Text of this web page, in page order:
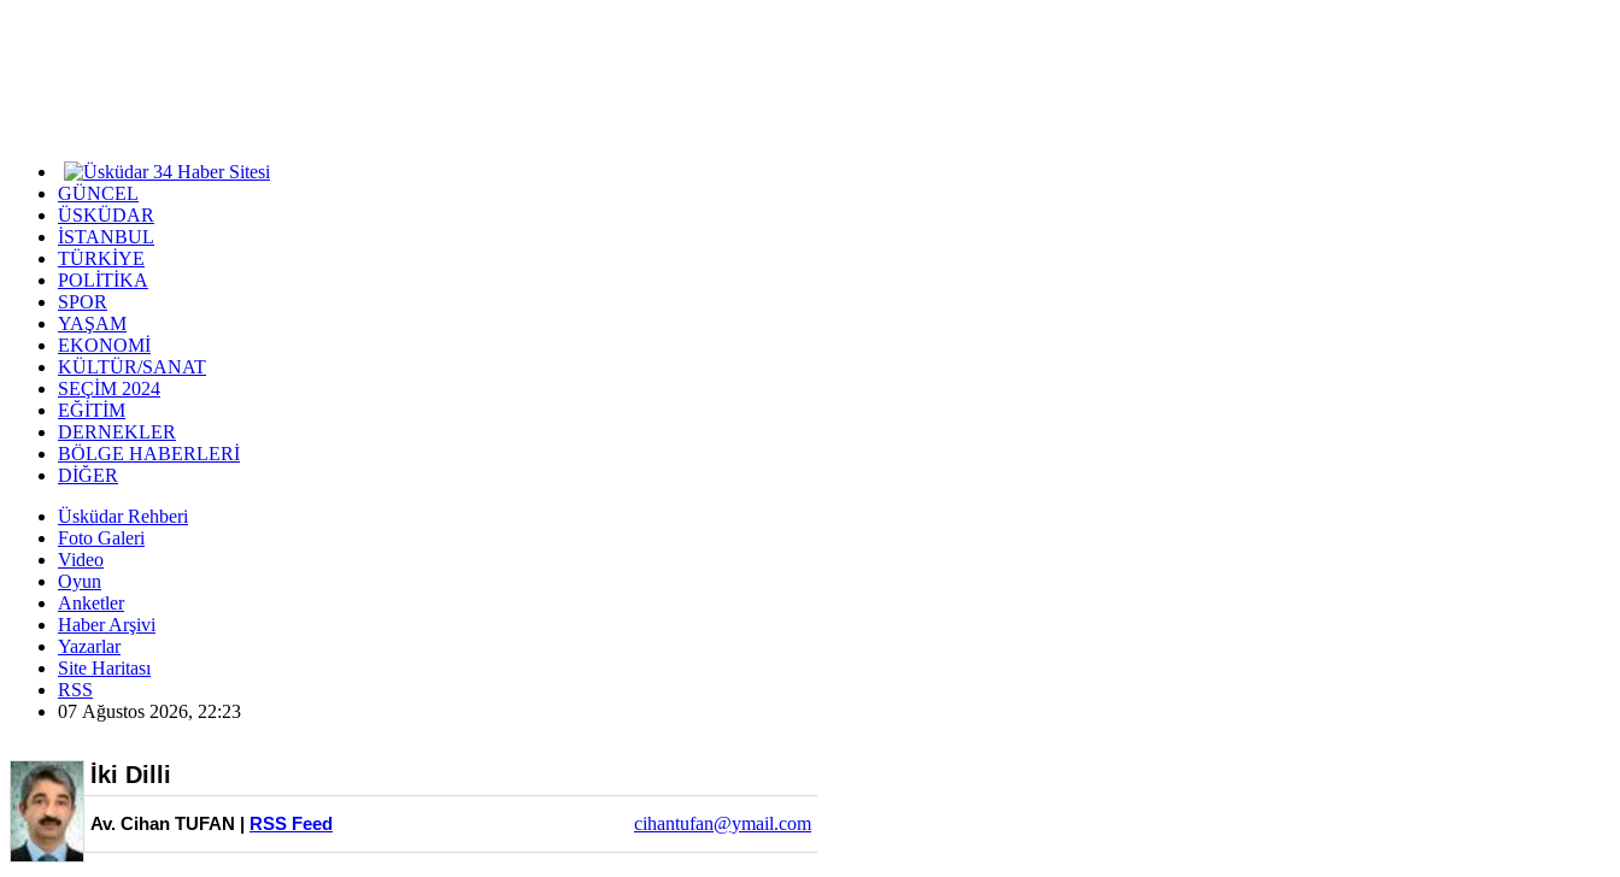
GÜNCEL
ÜSKÜDAR
İSTANBUL
TÜRKİYE
POLİTİKA
SPOR
YAŞAM
EKONOMİ
KÜLTÜR/SANAT
SEÇİM 2024
EĞİTİM
DERNEKLER
BÖLGE HABERLERİ
DİĞER
Üsküdar Rehberi
Foto Galeri
Video
Oyun
Anketler
Haber Arşivi
Yazarlar
Site Haritası
RSS
07 Ağustos 2026, 22:23
İki Dilli
Av. Cihan TUFAN | RSS Feed cihantufan@ymail.com